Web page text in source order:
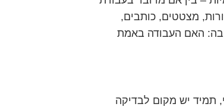
מצטטים, כותבים,
האם העבודה באמת
תמיד יש מקום לבדיקה